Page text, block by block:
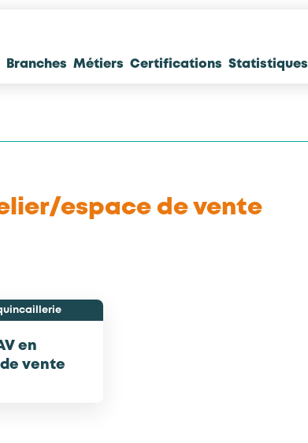
Branches Métiers Certifications Statistiques
espace de vente
en
vente